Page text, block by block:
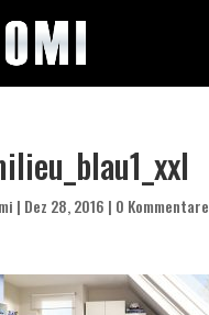
| Dez 28, 2016 | 0 Kommentare